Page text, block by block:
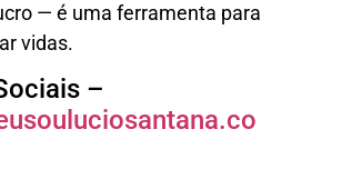
— é uma ferramenta para
vidas.
–